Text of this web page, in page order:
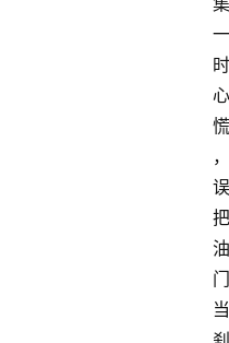
一
时
心
慌
，
误
把
油
门
当